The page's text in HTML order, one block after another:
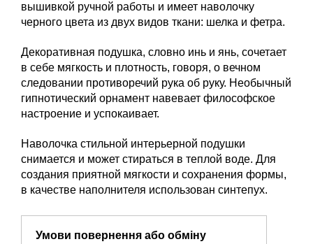
вышивкой ручной работы и имеет наволочку
черного цвета из двух видов ткани: шелка и фетра.
Декоративная подушка, словно инь и янь, сочетает
в себе мягкость и плотность, говоря, о вечном
следовании противоречий рука об руку. Необычный
гипнотический орнамент навевает философское
настроение и успокаивает.
Наволочка стильной интерьерной подушки
снимается и может стираться в теплой воде. Для
создания приятной мягкости и сохранения формы,
в качестве наполнителя использован синтепух.
Умови повернення або обміну